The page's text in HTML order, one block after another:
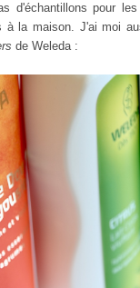
d'échantillons pour
à la maison. J'ai moi
de Weleda :